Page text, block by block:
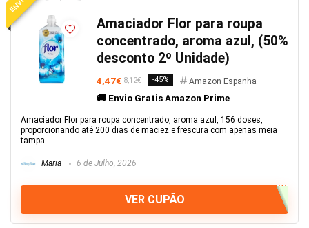
Amaciador Flor para roupa
concentrado, aroma azul, (50%
desconto 2º Unidade)
4,47€ 8,12€ -45% Amazon Espanha
🚚 Envio Gratis Amazon Prime
Amaciador Flor para roupa concentrado, aroma azul, 156 doses,
proporcionando até 200 dias de maciez e frescura com apenas meia
tampa
Maria 6 de Julho, 2026
VER CUPÃO